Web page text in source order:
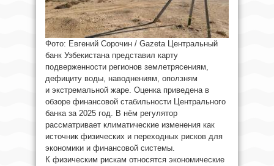
Фото: Евгений Сорочин / Gazeta Центральный
банк Узбекистана представил карту
подверженности регионов землетрясениям,
дефициту воды, наводнениям, оползням
и экстремальной жаре. Оценка приведена в
обзоре финансовой стабильности Центрального
банка за 2025 год. В нём регулятор
рассматривает климатические изменения как
источник физических и переходных рисков для
экономики и финансовой системы.
К физическим рискам относятся экономические